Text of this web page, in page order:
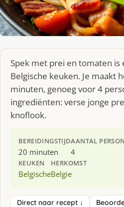
Spek met prei en tomaten is
Belgische keuken. Je maakt
minuten, genoeg voor 4
ingrediënten: verse jonge
knoflook.
BEREIDINGSTIJD
20 minuten
AANTAL
4
KEUKEN
Belgische
HERKOMST
Belgie
Direct naar recept ↓